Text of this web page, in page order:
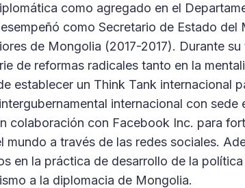
como agregado en el
como Secretario de Estado
de Mongolia (2017-2017). Durante su
de reformas radicales tanto en la
establecer un Think Tank internacional
internacional con sede
colaboración con Facebook Inc. para
a través de las redes sociales.
en la práctica de desarrollo de la
a la diplomacia de Mongolia.